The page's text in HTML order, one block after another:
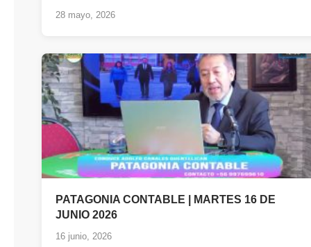
28 mayo, 2026
PATAGONIA CONTABLE | MARTES 16 DE
JUNIO 2026
16 junio, 2026